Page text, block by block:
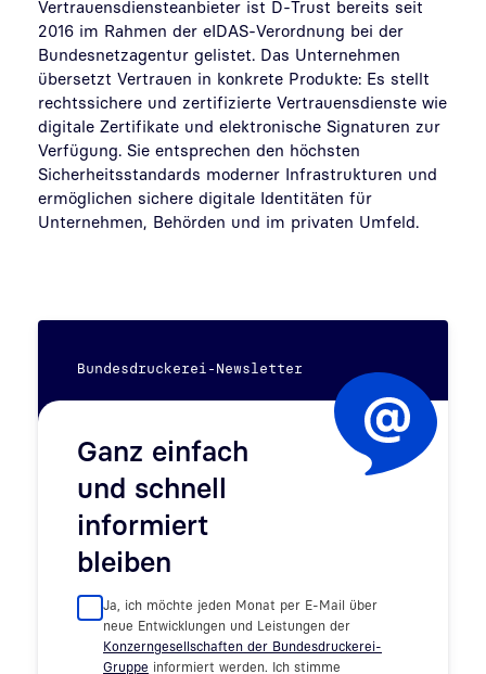
Vertrauensdiensteanbieter ist D-Trust bereits seit
2016 im Rahmen der eIDAS-Verordnung bei der
Bundesnetzagentur gelistet. Das Unternehmen
übersetzt Vertrauen in konkrete Produkte: Es stellt
rechtssichere und zertifizierte Vertrauensdienste wie
digitale Zertifikate und elektronische Signaturen zur
Verfügung. Sie entsprechen den höchsten
Sicherheitsstandards moderner Infrastrukturen und
ermöglichen sichere digitale Identitäten für
Unternehmen, Behörden und im privaten Umfeld.
Bundesdruckerei-Newsletter
Ganz einfach
und schnell
informiert
bleiben
Ja, ich möchte jeden Monat per E-Mail über
neue Entwicklungen und Leistungen der
Konzerngesellschaften der Bundesdruckerei-
Gruppe informiert werden. Ich stimme